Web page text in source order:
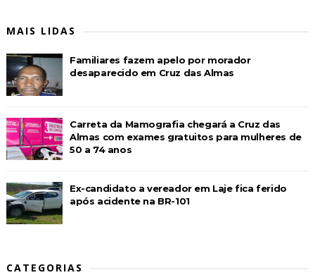
MAIS LIDAS
Familiares fazem apelo por morador
desaparecido em Cruz das Almas
Carreta da Mamografia chegará a Cruz das
Almas com exames gratuitos para mulheres de
50 a 74 anos
Ex-candidato a vereador em Laje fica ferido
após acidente na BR-101
CATEGORIAS